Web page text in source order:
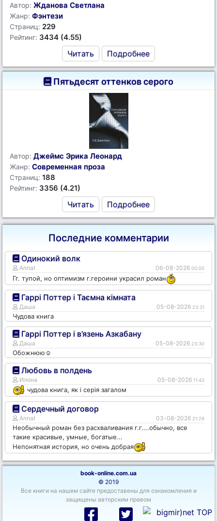
Автор: Жданова Светлана
Жанр: Фэнтези
Страниц: 229
Рейтинг: 3434 (4.55)
Читать Подробнее
Пятьдесят оттенков серого
Автор: Джеймс Эрика Леонард
Жанр: Современная проза
Страниц: 188
Рейтинг: 3356 (4.21)
Читать Подробнее
Последние комментарии
Одинокий волк
Annat 06-08-2026 00:00
Гг. тупой, но оптимизм г.героини украсил роман
Гаррі Поттер і Таємна кімната
Даша 05-08-2026 23:31
Чудова книга
Гаррі Поттер і в’язень Азкабану
Даша 05-08-2026 23:30
Обожнюю☺️
Любовь в полдень
Илона 05-08-2026 11:43
чудова книга, як і серія загалом
Сердечный договор
Annat 03-08-2026 21:29
Необычный роман без расхваливания г.г....обычно, все
такие красивые, умные, богатые...
Непонятная история, но очень добрая
book-online.com.ua
© 2019
Все книги на нашем сайте предоставены для ознакомления и
защищены авторским правом